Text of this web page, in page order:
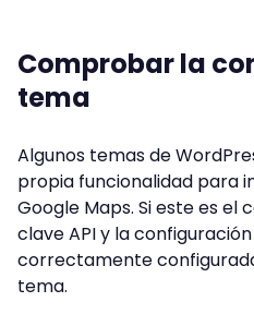
Comprobar la
tema
Algunos temas de
propia funcionalidad para
Google Maps. Si este es el
clave API y la
correctamente
tema.